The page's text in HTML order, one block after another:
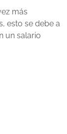
más
esto se debe a
un salario